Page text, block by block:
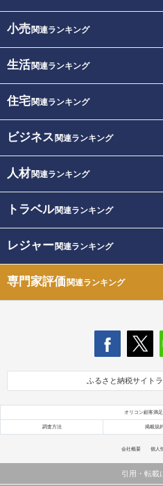
小売関連ランキング
生活関連ランキング
住宅関連ランキング
ビジネス 関連ランキング
人材関連ランキング
トラベル関連ランキング
レジャー関連ランキング
専門家評価関連ランキング
ふるさと納税サイト
オリコン顧客満
調査方法 掲載規
会社概要 個人
引用・転載